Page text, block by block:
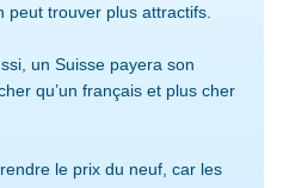
peut trouver plus attractifs.
un Suisse payera son
qu’un français et plus cher
le prix du neuf, car les